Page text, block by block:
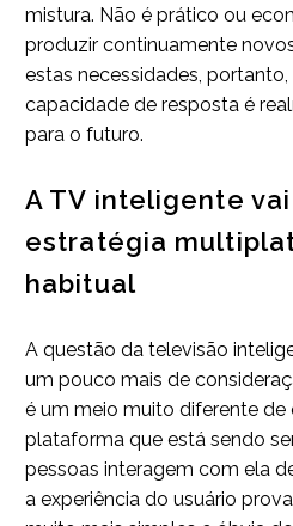
mistura. Não é prático ou
produzir continuamente
estas necessidades,
capacidade de resposta é
para o futuro.
A TV inteligente
estratégia
habitual
A questão da televisão
um pouco mais de
é um meio muito diferente de
plataforma que está sendo
pessoas interagem com ela
a experiência do usuário